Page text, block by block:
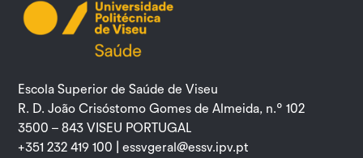
Escola Superior de Saúde de Viseu
R. D. João Crisóstomo Gomes de Almeida, n.º 102
3500 – 843 VISEU PORTUGAL
+351 232 419 100 |essvgeral@essv.ipv.pt